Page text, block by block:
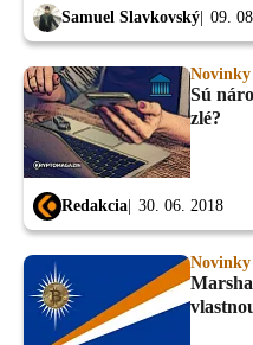
Samuel Slavkovský 09.
Novinky
Sú
zlé?
Redakcia 30. 06. 2018
Novinky